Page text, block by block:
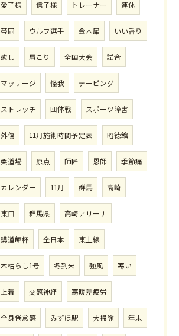
愛子様 信子様 トレーナー 連休
帯同 ウルフ選手 金木犀 いい香り
癒し 肩こり 全国大会 試合
マッサージ 怪我 テーピング
ストレッチ 団体戦 スポーツ障害
外傷 11月施術時間予定表 昭徳館
柔道場 原点 師匠 恩師 季節痛
カレンダー 11月 群馬 高崎
東口 群馬県 高崎アリーナ
講道館杯 全日本 東上線
木枯らし1号 冬到来 強風 寒い
上着 交感神経 寒暖差疲労
全身倦怠感 みずほ駅 大掃除 年末